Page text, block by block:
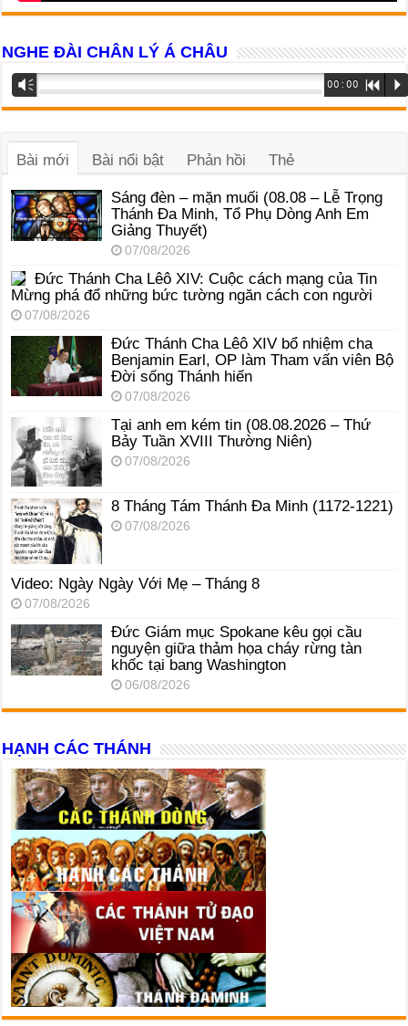
NGHE ĐÀI CHÂN LÝ Á CHÂU
Trình
phát
âm
Vm 00:00 R P
Bài mới Bài nổi bật Phản hồi Thẻ
Sáng đèn – mặn muối (08.08 – Lễ Trọng
Thánh Đa Minh, Tổ Phụ Dòng Anh Em
Giảng Thuyết)
07/08/2026
Đức Thánh Cha Lêô XIV: Cuộc cách mạng của Tin
Mừng phá đổ những bức tường ngăn cách con người
07/08/2026
Đức Thánh Cha Lêô XIV bổ nhiệm cha
Benjamin Earl, OP làm Tham vấn viên Bộ
Đời sống Thánh hiến
07/08/2026
Tại anh em kém tin (08.08.2026 – Thứ
Bảy Tuần XVIII Thường Niên)
07/08/2026
8 Tháng Tám Thánh Ða Minh (1172-1221)
07/08/2026
Video: Ngày Ngày Với Mẹ – Tháng 8
07/08/2026
Đức Giám mục Spokane kêu gọi cầu
nguyện giữa thảm họa cháy rừng tàn
khốc tại bang Washington
06/08/2026
HẠNH CÁC THÁNH